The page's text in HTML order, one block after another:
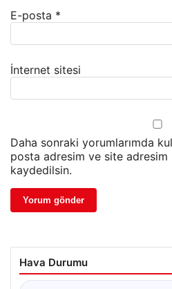
E-posta *
İnternet sitesi
Daha sonraki yorumlarımda
posta adresim ve site adresim
kaydedilsin.
Hava Durumu